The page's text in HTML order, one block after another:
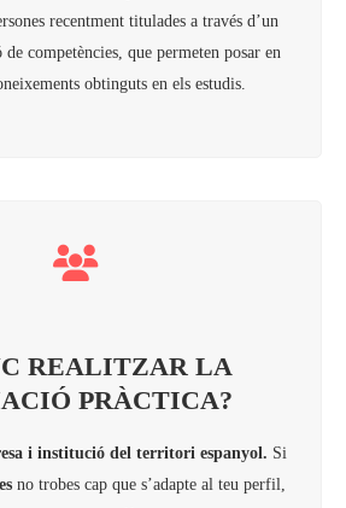
recentment titulades a través d’un
de competències, que permeten posar en
obtinguts en els estudis.
REALITZAR LA
PRÀCTICA?
i institució del territori espanyol. Si
no trobes cap que s’adapte al teu perfil,